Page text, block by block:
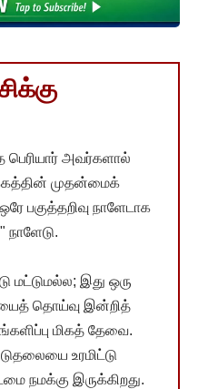
அவர்களால்
முதன்மைக்
பகுத்தறிவு நாளேடாக
நாளேடு.
மட்டுமல்ல; இது ஒரு
தொய்வு இன்றித்
மிகத் தேவை.
உரமிட்டு
நமக்கு இருக்கிறது.